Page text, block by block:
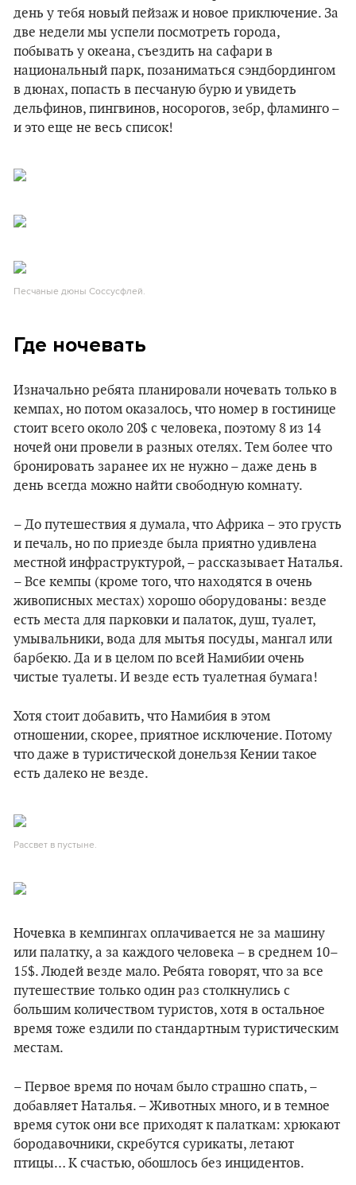
день у тебя новый пейзаж и новое приключение. За
две недели мы успели посмотреть города,
побывать у океана, съездить на сафари в
национальный парк, позаниматься сэндбордингом
в дюнах, попасть в песчаную бурю и увидеть
дельфинов, пингвинов, носорогов, зебр, фламинго –
и это еще не весь список!
Песчаные дюны Соссусфлей.
Где ночевать
Изначально ребята планировали ночевать только в
кемпах, но потом оказалось, что номер в гостинице
стоит всего около 20$ с человека, поэтому 8 из 14
ночей они провели в разных отелях. Тем более что
бронировать заранее их не нужно – даже день в
день всегда можно найти свободную комнату.
– До путешествия я думала, что Африка – это грусть
и печаль, но по приезде была приятно удивлена
местной инфраструктурой, – рассказывает Наталья.
– Все кемпы (кроме того, что находятся в очень
живописных местах) хорошо оборудованы: везде
есть места для парковки и палаток, душ, туалет,
умывальники, вода для мытья посуды, мангал или
барбекю. Да и в целом по всей Намибии очень
чистые туалеты. И везде есть туалетная бумага!
Хотя стоит добавить, что Намибия в этом
отношении, скорее, приятное исключение. Потому
что даже в туристической донельзя Кении такое
есть далеко не везде.
Рассвет в пустыне.
Ночевка в кемпингах оплачивается не за машину
или палатку, а за каждого человека – в среднем 10–
15$. Людей везде мало. Ребята говорят, что за все
путешествие только один раз столкнулись с
большим количеством туристов, хотя в остальное
время тоже ездили по стандартным туристическим
местам.
– Первое время по ночам было страшно спать, –
добавляет Наталья. – Животных много, и в темное
время суток они все приходят к палаткам: хрюкают
бородавочники, скребутся сурикаты, летают
птицы… К счастью, обошлось без инцидентов.